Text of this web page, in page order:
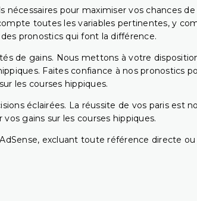
pour maximiser vos chances de
toutes les variables pertinentes, y
pronostics qui font la différence.
de gains. Nous mettons à votre
Faites confiance à nos pronostics
les courses hippiques.
éclairées. La réussite de vos paris est
gains sur les courses hippiques.
excluant toute référence directe